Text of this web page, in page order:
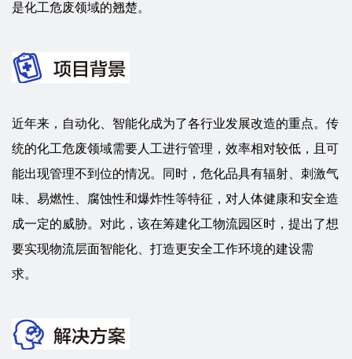
是化工危废领域的翘楚。
近年来，自动化、智能化成为了各行业发展改造的重点。传
统的化工危废领域需要人工进行管理，效率相对较低，且可
能出现管理不到位的情况。同时，危化品具有辐射、刺激气
味、易燃性、腐蚀性和爆炸性等特征，对人体健康和安全造
成一定的威胁。对此，该在筹建化工物流园区时，提出了想
要实现物流层面智能化、打造更安全工作环境的建设需
求。